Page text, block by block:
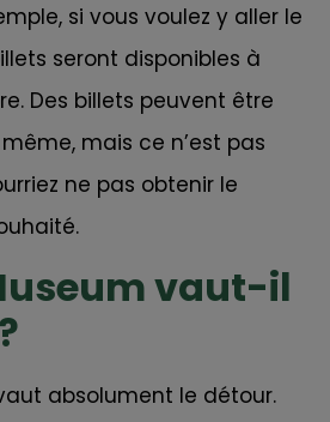
si vous voulez y aller le
seront disponibles à
Des billets peuvent être
mais ce n’est pas
ne pas obtenir le
vaut-il
absolument le détour.